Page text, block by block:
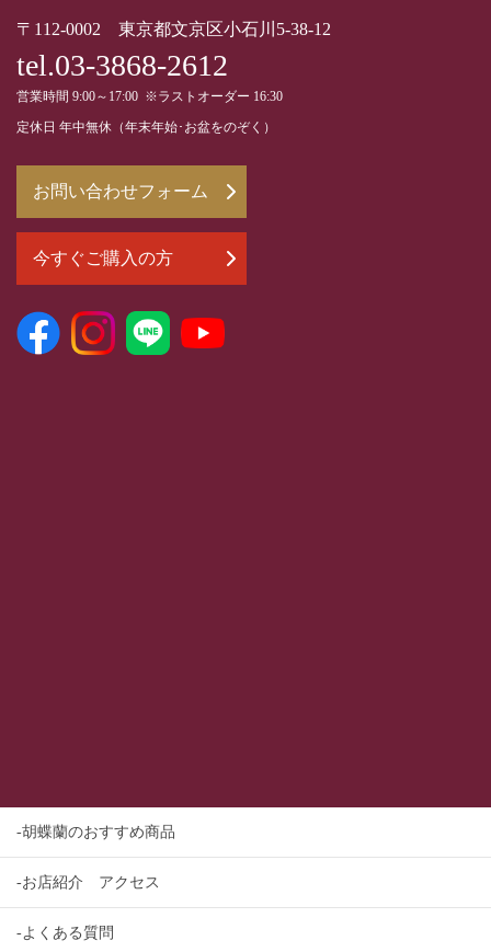
〒112-0002 東京都文京区小石川5-38-12
tel.03-3868-2612
営業時間 9:00～17:00 ※ラストオーダー 16:30
定休日 年中無休（年末年始･お盆をのぞく）
お問い合わせフォーム
今すぐご購入の方
-胡蝶蘭のおすすめ商品
-お店紹介 アクセス
-よくある質問